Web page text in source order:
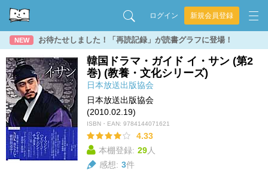
ログイン 新規会員登録
NEW お待たせしました！「再読記録」が読書グラフに登場！
韓国ドラマ・ガイド イ・サン (第2
巻) (教養・文化シリーズ)
日本放送出版協会
日本放送出版協会
(2010.02.19)
ISBN・EAN: 9784144071621
4.33
本棚登録: 29人
感想: 3件